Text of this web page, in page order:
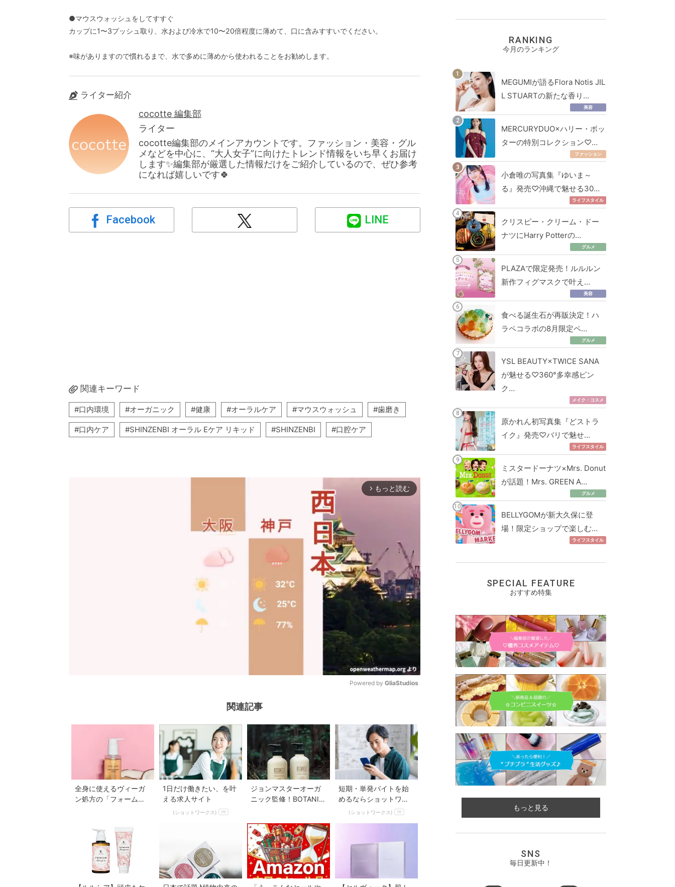
●マウスウォッシュをしてすすぐ
カップに1〜3プッシュ取り、水および冷水で10〜20倍程度に薄めて、口に含みすすいでください。
※味がありますので慣れるまで、水で多めに薄めから使われることをお勧めします。
ライター紹介
cocotte 編集部
ライター
cocotte編集部のメインアカウントです。ファッション・美容・グル
メなどを中心に、“大人女子”に向けたトレンド情報をいち早くお届け
します✨編集部が厳選した情報だけをご紹介しているので、ぜひ参考
になれば嬉しいです🍀
Facebook LINE
関連キーワード
口内環境 オーガニック 健康 オーラルケア マウスウォッシュ 歯磨き
口内ケア SHINZENBI オーラル Eケア リキッド SHINZENBI 口腔ケア
arrow_forward_ios もっと読む
Powered by GliaStudios
関連記事
全身に使えるヴィーガ
ン処方の「フォームク
1日だけ働きたい、を叶
える求人サイト
(ショットワークス) PR
ジョンマスターオーガ
ニック監修！BOTANIS
短期・単発バイトを始
めるならショットワー
クス(ショットワークス) PR
RANKING
今月のランキング
MEGUMIが語るFlora Notis JIL
L STUARTの新たな香り…
美容
MERCURYDUO×ハリー・ポッ
ターの特別コレクション♡…
ファッション
小倉唯の写真集『ゆいま～
る』発売♡沖縄で魅せる30…
ライフスタイル
クリスピー・クリーム・ドー
ナツにHarry Potterの…
グルメ
PLAZAで限定発売！ルルルン
新作フィグマスクで叶え…
美容
食べる誕生石が再販決定！ハ
ラペコラボの8月限定ペ…
グルメ
YSL BEAUTY×TWICE SANA
が魅せる♡360°多幸感ピン
ク…
メイク・コスメ
原かれん初写真集『どストラ
イク』発売♡バリで魅せ…
ライフスタイル
ミスタードーナツ×Mrs. Donut
が話題！Mrs. GREEN A…
グルメ
BELLYGOMが新大久保に登
場！限定ショップで楽しむ…
ライフスタイル
SPECIAL FEATURE
おすすめ特集
もっと見る
SNS
毎日更新中！